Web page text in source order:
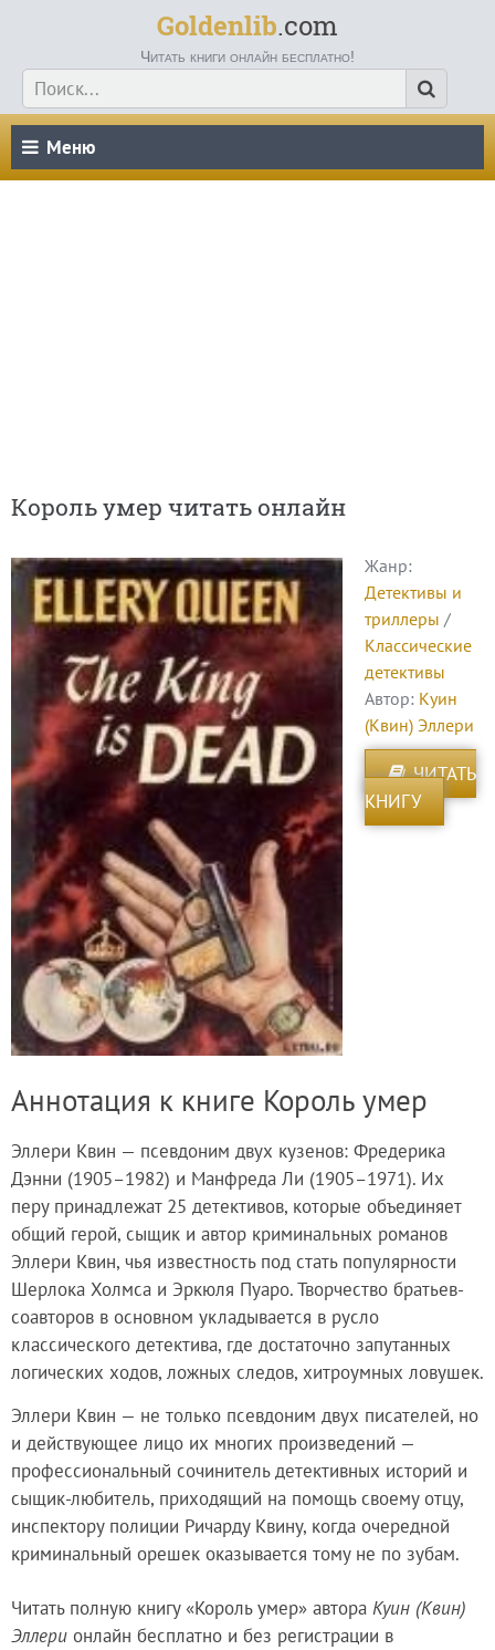
Goldenlib.com
Читать книги онлайн бесплатно!
Меню
Король умер читать онлайн
Жанр:
Детективы и
триллеры /
Классические
детективы
Автор: Куин
(Квин) Эллери
ЧИТАТЬ
КНИГУ
Аннотация к книге Король умер
Эллери Квин — псевдоним двух кузенов: Фредерика
Дэнни (1905–1982) и Манфреда Ли (1905–1971). Их
перу принадлежат 25 детективов, которые объединяет
общий герой, сыщик и автор криминальных романов
Эллери Квин, чья известность под стать популярности
Шерлока Холмса и Эркюля Пуаро. Творчество братьев-
соавторов в основном укладывается в русло
классического детектива, где достаточно запутанных
логических ходов, ложных следов, хитроумных ловушек.
Эллери Квин — не только псевдоним двух писателей, но
и действующее лицо их многих произведений —
профессиональный сочинитель детективных историй и
сыщик-любитель, приходящий на помощь своему отцу,
инспектору полиции Ричарду Квину, когда очередной
криминальный орешек оказывается тому не по зубам.
Читать полную книгу «Король умер» автора Куин (Квин)
Эллери онлайн бесплатно и без регистрации в